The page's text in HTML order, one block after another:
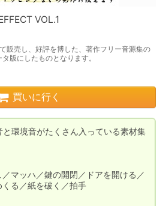
VOL.1
販売し、好評を博した、著作フリー音源集の
版にしたものとなります。
買いに行く
と環境音がたくさん入っている素材集
マッハ／鍵の開閉／ドアを開ける／
る／紙を破く／拍手